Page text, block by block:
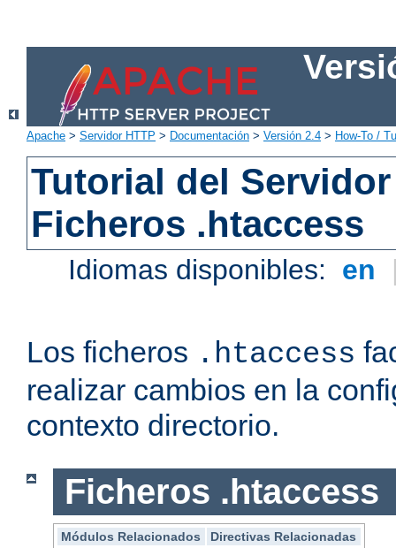
Apache > Servidor HTTP > Documentación > Versión 2.4 > How-To /
Tutorial del
Ficheros .htaccess
Idiomas disponibles: en
Los ficheros .htaccess
realizar cambios en la
contexto directorio.
Ficheros .htaccess
Módulos Relacionados
Directivas Relacionadas